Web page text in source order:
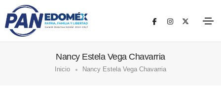
Nancy Estela Vega Chavarria
Inicio Nancy Estela Vega Chavarria